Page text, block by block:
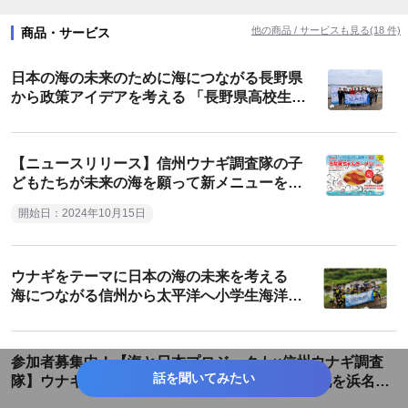
話を聞いてみたい
商品・サービス 他の商品 / サービスも見る(18 件)
日本の海の未来のために海につながる長野県
から政策アイデアを考える 「長野県高校生海
催しました！
【ニュースリリース】信州ウナギ調査隊の子
どもたちが未来の海を願って新メニューを考
蒲ちゃんミニ丼」新発売
開始日：2024年10月15日
ウナギをテーマに日本の海の未来を考える
海につながる信州から太平洋へ小学生海洋学
ました！
参加者募集中！【海と日本プロジェクト×信州ウナギ調査
隊】ウナギの不漁問題と今、海で起きている変化を浜名湖